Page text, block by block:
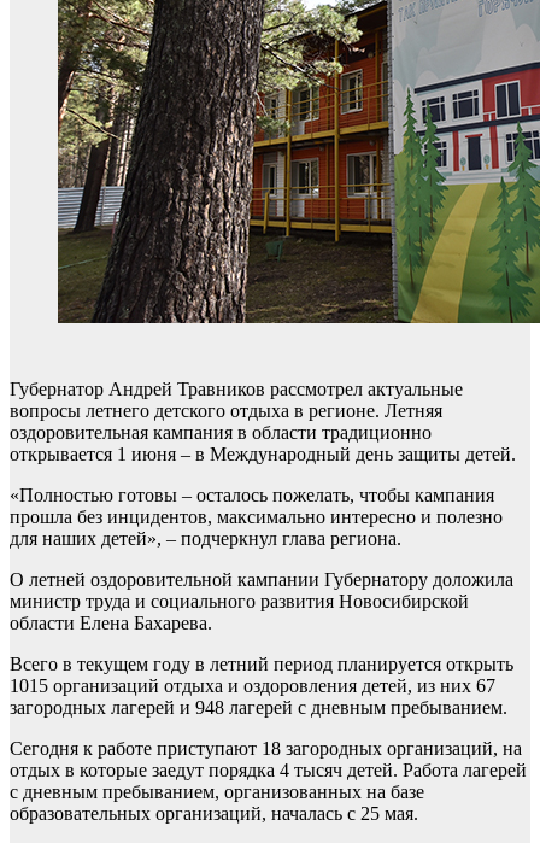
Губернатор Андрей Травников рассмотрел актуальные
вопросы летнего детского отдыха в регионе. Летняя
оздоровительная кампания в области традиционно
открывается 1 июня – в Международный день защиты детей.
«Полностью готовы – осталось пожелать, чтобы кампания
прошла без инцидентов, максимально интересно и полезно
для наших детей», – подчеркнул глава региона.
О летней оздоровительной кампании Губернатору доложила
министр труда и социального развития Новосибирской
области Елена Бахарева.
Всего в текущем году в летний период планируется открыть
1015 организаций отдыха и оздоровления детей, из них 67
загородных лагерей и 948 лагерей с дневным пребыванием.
Сегодня к работе приступают 18 загородных организаций, на
отдых в которые заедут порядка 4 тысяч детей. Работа лагерей
с дневным пребыванием, организованных на базе
образовательных организаций, началась с 25 мая.